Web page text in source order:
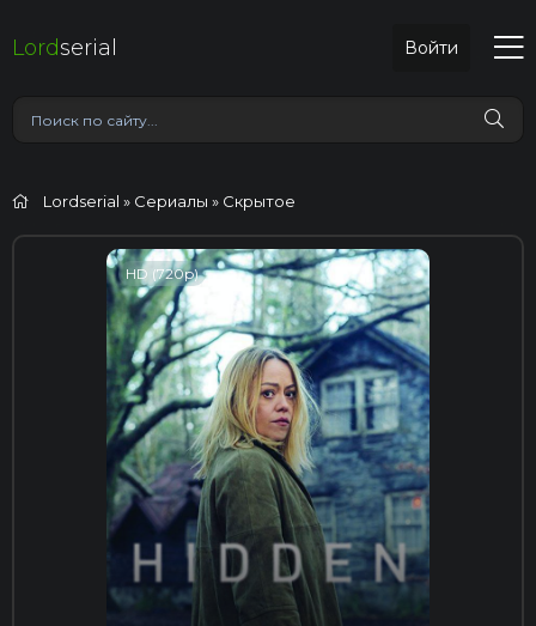
Lordserial Войти
Lordserial » Сериалы » Скрытое
HD (720p)